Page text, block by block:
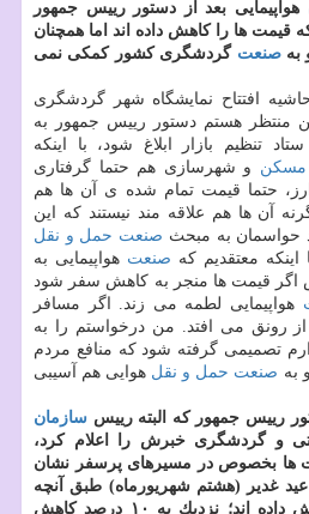
هواپیمایی بعد از دستور رییس جمهور
ها را كاهش داده اند اما همچنان
بهصنعت گردشگری كشور كمكی نمی
افتتاح نمایشگاه شهر گردشگری
منتظر هستم دستور رییس جمهور به
تنظیم بازار ابلاغ شود، با اینكه
مسكن و شهرسازی هم حتما گرفتاری
حتما قیمت تمام شده ی آن ها هم
آن ها هم علاقه مند نیستند كه این
حواسمان به مبحث صنعت حمل و نقل
معتقدیم كه صنعت هواپیمایی به
اگر قیمت ها منجر به كاهش سفر شود
هواپیمایی لطمه می زند. اگر مسافر
رونق می افتد. من درخواستم را به
تصمیمی گرفته شود كه منافع مردم
به صنعت حمل و نقل هوایی هم آسیبی
رییس جمهور كه البته رییس سازمان
و گردشگری خبرش را اعلام كرد،
بخصوص در مسیرهای پرسفر نشان
غدیر (هشتم شهریورماه) طبق آنچه
آژانس های مسافرتی گزارش داده اند؛ نزدیك به ۱۰ درصد كاهش